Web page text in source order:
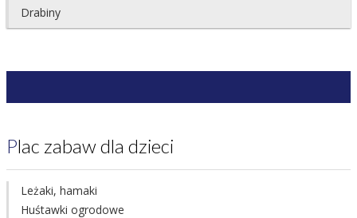
Drabiny
Plac zabaw dla dzieci
Leżaki, hamaki
Huśtawki ogrodowe